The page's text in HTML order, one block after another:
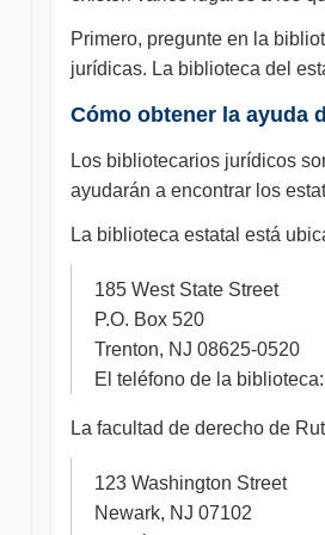
Primero, pregunte en la
jurídicas. La biblioteca del
Cómo obtener la ayuda
Los bibliotecarios jurídicos
ayudarán a encontrar los
La biblioteca estatal está
185 West State Street
P.O. Box 520
Trenton, NJ 08625-0520
El teléfono de la
La facultad de derecho de
123 Washington Street
Newark, NJ 07102